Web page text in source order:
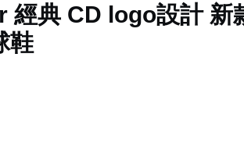
典 CD logo設計 新
鞋